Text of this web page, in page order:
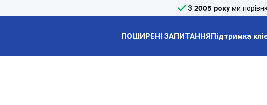
З 2005 року ми
ПОШИРЕНІ ЗАПИТАННЯПідтримка